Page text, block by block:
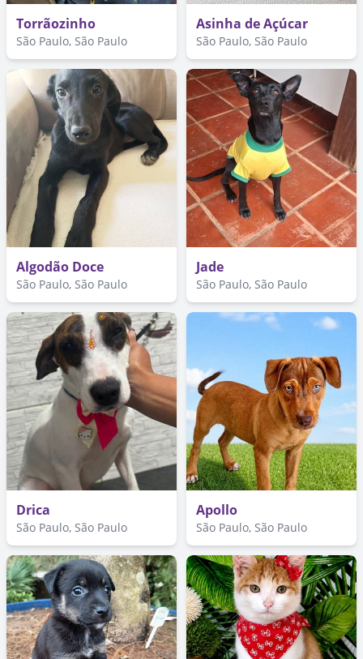
Torrãozinho
São Paulo, São Paulo
Asinha de Açúcar
São Paulo, São Paulo
Algodão Doce
São Paulo, São Paulo
Jade
São Paulo, São Paulo
Drica
São Paulo, São Paulo
Apollo
São Paulo, São Paulo